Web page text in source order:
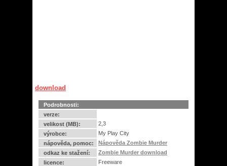
download
Podrobnosti:
verze:
velikost (MB):
2,3
výrobce:
My Play City
nápověda, pomoc:
Nápověda Zombie Murder
odkaz ke stažení:
Zombie Murder download
licence:
Freeware